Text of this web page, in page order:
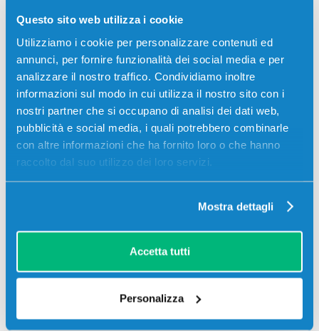
Questo sito web utilizza i cookie
Utilizziamo i cookie per personalizzare contenuti ed
annunci, per fornire funzionalità dei social media e per
analizzare il nostro traffico. Condividiamo inoltre
informazioni sul modo in cui utilizza il nostro sito con i
nostri partner che si occupano di analisi dei dati web,
pubblicità e social media, i quali potrebbero combinarle
con altre informazioni che ha fornito loro o che hanno
raccolto dal suo utilizzo dei loro servizi.
Mostra dettagli
Accetta tutti
Personalizza
Bonifico bancario
Descrizione
Fusore originale Sharp MX753FU NERO per
Recensioni